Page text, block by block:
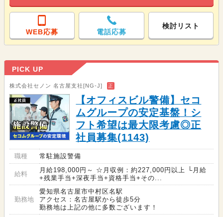
WEB応募 電話応募
検討リスト
PICK UP
株式会社セノン 名古屋支社[NG-J] 正
【オフィスビル警備】セコ
ムグループの安定基盤！シ
フト希望は最大限考慮◎正
社員募集(1143)
職種 常駐施設警備
給料
月給198,000円～ ☆月収例：約227,000円以上 └月給
+残業手当+深夜手当+資格手当+その...
勤務地
愛知県名古屋市中村区名駅
アクセス：名古屋駅から徒歩5分
勤務地は上記の他に多数ございます！